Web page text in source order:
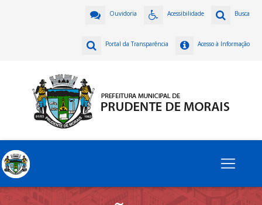
Busca
Acessibilidade
Ouvidoria
Acesso à Informação
Portal da Transparência